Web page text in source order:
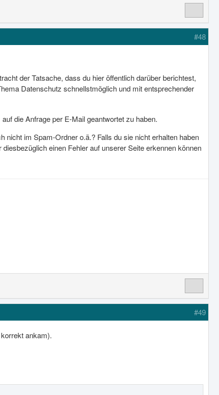
#48
der Tatsache, dass du hier öffentlich darüber berichtest,
Datenschutz schnellstmöglich und mit entsprechender
die Anfrage per E-Mail geantwortet zu haben.
nicht im Spam-Ordner o.ä.? Falls du sie nicht erhalten haben
einen Fehler auf unserer Seite erkennen können
#49
ankam).